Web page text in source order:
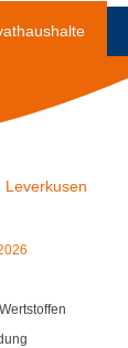
Leverkusen